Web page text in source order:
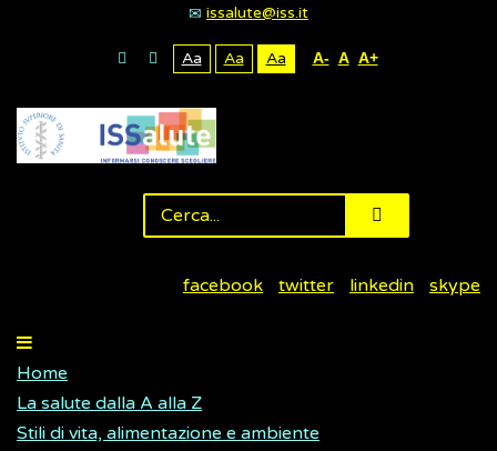
issalute@iss.it
Aa Aa Aa A- A A+
facebook twitter linkedin skype
Home
La salute dalla A alla Z
Stili di vita, alimentazione e ambiente